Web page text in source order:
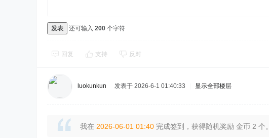
发表 还可输入 200 个字符
回复 支持 反对
luokunkun 发表于 2026-6-1 01:40:33 显示全部楼层
我在 2026-06-01 01:40 完成签到，获得随机奖励 金币 2 个。